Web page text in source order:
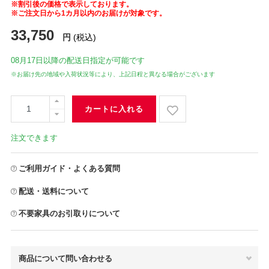
※割引後の価格で表示しております。
※ご注文日から1カ月以内のお届けが対象です。
33,750 円 (税込)
08月17日 以降の配送日指定が可能です
※お届け先の地域や入荷状況等により、上記日程と異なる場合がございます
カートに入れる
注文できます
ご利用ガイド・よくある質問
配送・送料について
不要家具のお引取りについて
商品について問い合わせる